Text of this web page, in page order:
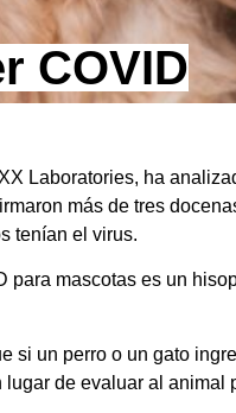
COVID
Laboratories, ha
más de tres
tenían el virus.
mascotas es un
si un perro o un gato
de evaluar al animal